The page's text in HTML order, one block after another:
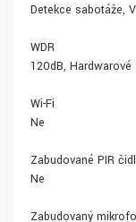
Detekce sabotáže,
WDR
120dB, Hardwarové
Wi-Fi
Ne
Zabudované PIR
Ne
Zabudovaný